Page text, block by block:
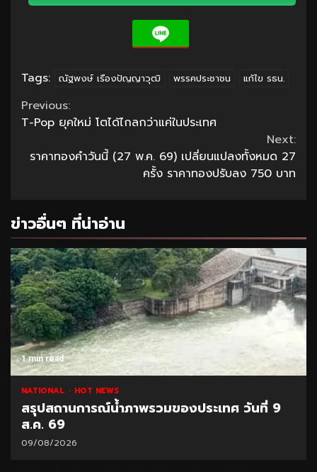
Tags: ณัฐพงษ์ เรืองปัญญาวุฒิ พรรคประชาชน แก้ไข รธน.
Continue
Reading
Previous:
T-Pop ยุคใหม่ โตได้ไกลกว่าแค่ในประเทศ
Next:
ราคาทองคำวันนี้ (27 พ.ค. 69) เปลี่ยนแปลงทั้งหมด 27
ครั้ง ราคาทองปรับลง 750 บาท
ข่าวอื่นๆ ที่น่าอ่าน
1 min read
NATIONAL HOT NEWS
สรุปสถานการณ์น้ำภาพรวมของประเทศ วันที่ 9
ส.ค. 69
09/08/2026